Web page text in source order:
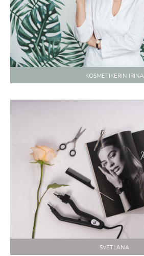
KOSMETIKERIN IRINA
SVETLANA